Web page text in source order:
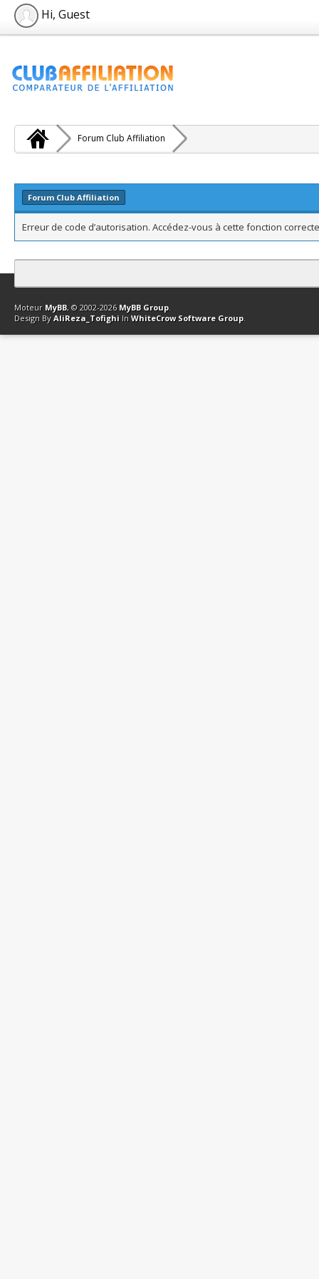
Hi, Guest
Forum Club Affiliation
Forum Club Affiliation
Erreur de code d’autorisation. Accédez-vous à cette fonction
Contact Club Affiliation Retourner en haut Version bas-débit
Moteur MyBB, © 2002-2026 MyBB Group.
Design By AliReza_Tofighi In WhiteCrow Software Group.